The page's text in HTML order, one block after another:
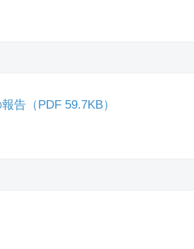
告（PDF 59.7KB）